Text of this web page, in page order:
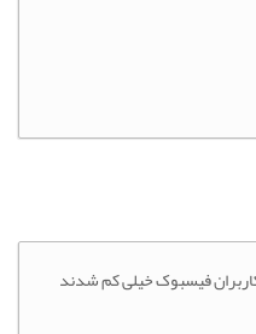
فیسبوک خیلی کم شدند